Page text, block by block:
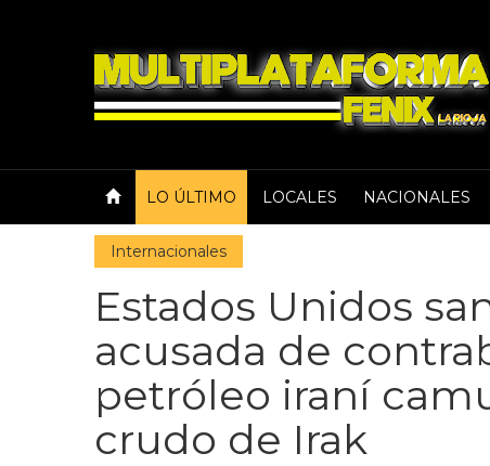
LO ÚLTIMO LOCALES NACIONALES
Internacionales
Estados Unidos
acusada de
petróleo iraní
crudo de Irak